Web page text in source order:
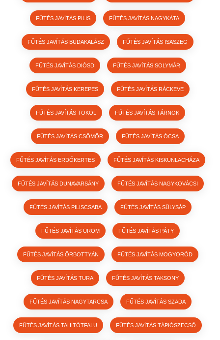
FŰTÉS JAVÍTÁS PILIS FŰTÉS JAVÍTÁS NAGYKÁTA
FŰTÉS JAVÍTÁS BUDAKALÁSZ FŰTÉS JAVÍTÁS ISASZEG
FŰTÉS JAVÍTÁS DIÓSD FŰTÉS JAVÍTÁS SOLYMÁR
FŰTÉS JAVÍTÁS KEREPES FŰTÉS JAVÍTÁS RÁCKEVE
FŰTÉS JAVÍTÁS TÖKÖL FŰTÉS JAVÍTÁS TÁRNOK
FŰTÉS JAVÍTÁS CSÖMÖR FŰTÉS JAVÍTÁS ÓCSA
FŰTÉS JAVÍTÁS ERDŐKERTES FŰTÉS JAVÍTÁS KISKUNLACHÁZA
FŰTÉS JAVÍTÁS DUNAVARSÁNY FŰTÉS JAVÍTÁS NAGYKOVÁCSI
FŰTÉS JAVÍTÁS PILISCSABA FŰTÉS JAVÍTÁS SÜLYSÁP
FŰTÉS JAVÍTÁS ÜRÖM FŰTÉS JAVÍTÁS PÁTY
FŰTÉS JAVÍTÁS ŐRBOTTYÁN FŰTÉS JAVÍTÁS MOGYORÓD
FŰTÉS JAVÍTÁS TURA FŰTÉS JAVÍTÁS TAKSONY
FŰTÉS JAVÍTÁS NAGYTARCSA FŰTÉS JAVÍTÁS SZADA
FŰTÉS JAVÍTÁS TAHITÓTFALU FŰTÉS JAVÍTÁS TÁPIÓSZECSŐ